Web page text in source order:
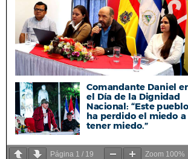
Página 1 / 19 Zoom 100%